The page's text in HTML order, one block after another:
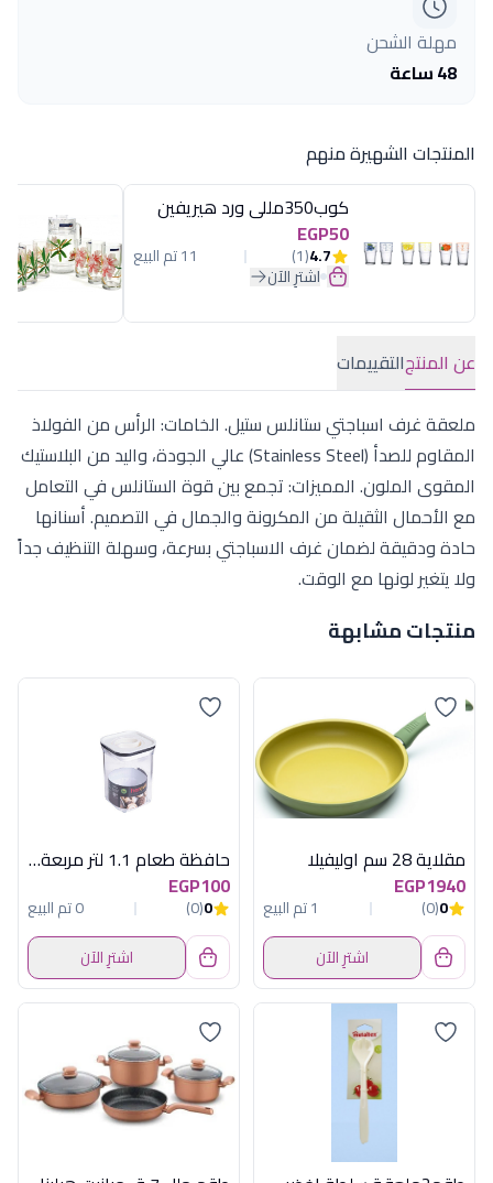
مهلة الشحن
48 ساعة
المنتجات الشهيرة منهم
كوب350مللى ورد هيريفين
EGP50
4.7
(1) 11 تم البيع
اشترِ الآن
عن المنتجالتقييمات
ملعقة غرف اسباجتي ستانلس ستيل. الخامات: الرأس من الفولاذ
المقاوم للصدأ (Stainless Steel) عالي الجودة، واليد من البلاستيك
المقوى الملون. المميزات: تجمع بين قوة الستانلس في التعامل
مع الأحمال الثقيلة من المكرونة والجمال في التصميم. أسنانها
حادة ودقيقة لضمان غرف الاسباجتي بسرعة، وسهلة التنظيف جداً
ولا يتغير لونها مع الوقت.
منتجات مشابهة
مقلاية 28 سم اوليفيلا
EGP1940
0
(0)
1 تم البيع
اشترِ الآن
حافظة طعام 1.1 لتر مربعة كليبس هيريفين
EGP100
0
(0)
0 تم البيع
اشترِ الآن